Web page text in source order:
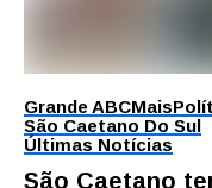
Grande ABCMais
São Caetano Do Sul
Últimas Notícias
São Caetano